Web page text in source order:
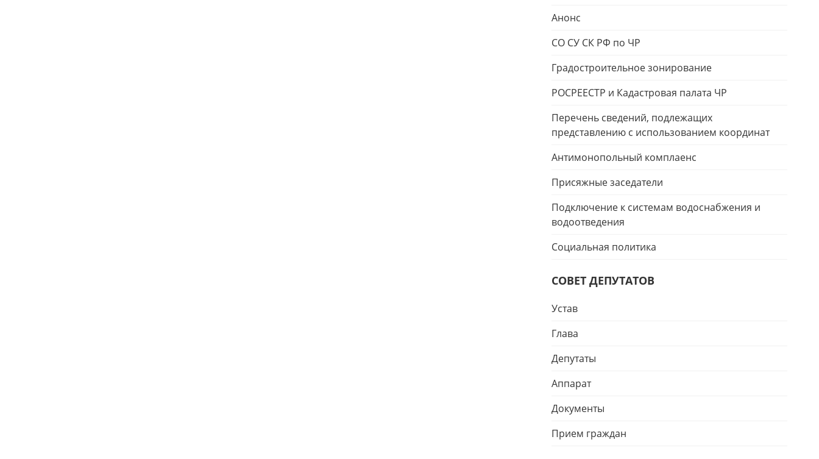
Анонс
СО СУ СК РФ по ЧР
Градостроительное зонирование
РОСРЕЕСТР и Кадастровая палата ЧР
Перечень сведений, подлежащих
представлению с использованием координат
Антимонопольный комплаенс
Присяжные заседатели
Подключение к системам водоснабжения и
водоотведения
Социальная политика
СОВЕТ ДЕПУТАТОВ
Устав
Глава
Депутаты
Аппарат
Документы
Прием граждан